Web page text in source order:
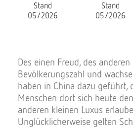
Stand
05/2026
Stand
05/2026
Des einen Freud, des
Bevölkerungszahl und
haben in China dazu geführt,
Menschen dort sich heute
anderen kleinen Luxus
Unglücklicherweise gelten